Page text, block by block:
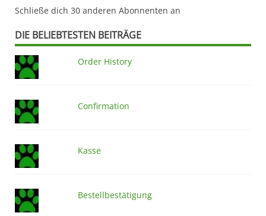
Schließe dich 30 anderen Abonnenten an
DIE BELIEBTESTEN BEITRÄGE
Order History
Confirmation
Kasse
Bestellbestätigung